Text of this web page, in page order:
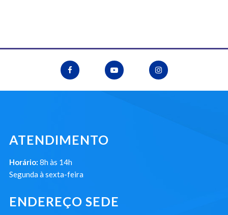
ATENDIMENTO
Horário: 8h às 14h
Segunda à sexta-feira
ENDEREÇO SEDE